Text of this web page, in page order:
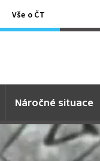
Vše o ČT
Náročné situace